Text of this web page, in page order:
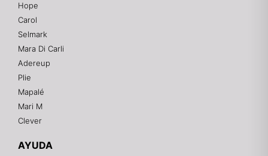
Hope
Carol
Selmark
Mara Di Carli
Adereup
Plie
Mapalé
Mari M
Clever
AYUDA
¡Hola! 👋
Gracias por visitarnos. Te asesoramos
personalmente con tu compra: tallas, envíos y
pagos.
Recuerda: 10% de descuento en tu primera compra
Contáctanos por el canal que prefieras 💕